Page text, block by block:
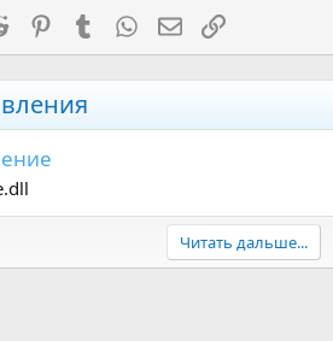
Reddit PinterestTumblr WhatsApp
Электронная
Ссылка
Читать дальше...